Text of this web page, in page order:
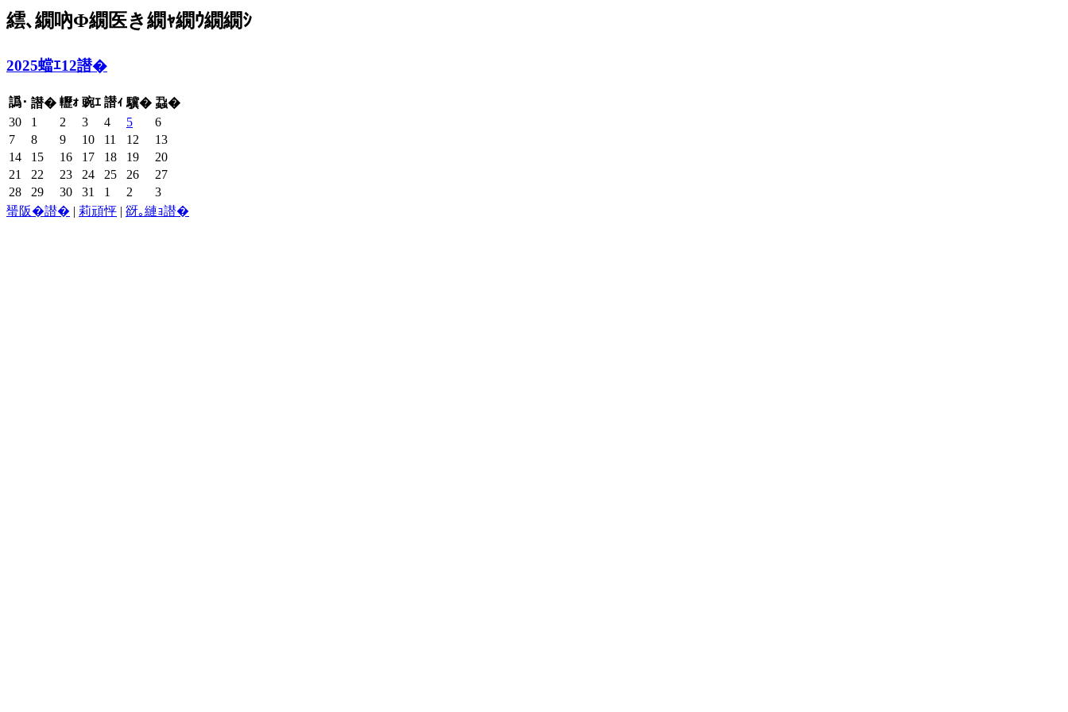
繧､繝吶Φ繝医き繝ｬ繝ｳ繝繝ｼ
2025蟷ｴ12譛�
譌･ 譛� 轣ｫ 豌ｴ 譛ｨ 驥� 蝨�
30
1 2 3 4 5
6
7
8 9 10 11 12
13
14
15 16 17 18 19
20
21
22 23 24 25 26
27
28
29 30 31 1 2
3
蜑阪�譛� | 莉頑怦 | 谺｡縺ｮ譛�